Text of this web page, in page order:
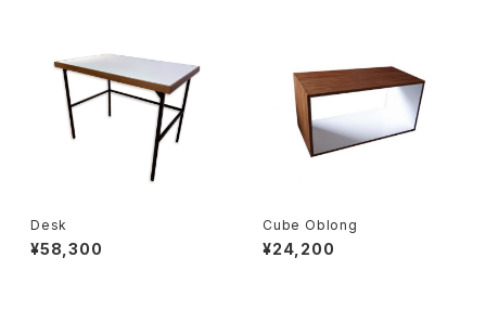
Desk
¥58,300
Cube Oblong
¥24,200